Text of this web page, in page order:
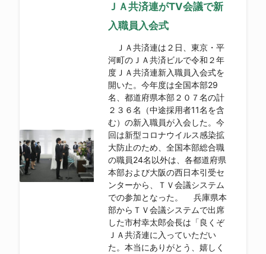
ＪＡ共済連がTV会議で新
入職員入会式
ＪＡ共済連は２日、東京・平
河町のＪＡ共済ビルで令和２年
度ＪＡ共済連新入職員入会式を
開いた。今年度は全国本部29
名、都道府県本部２０７名の計
２３６名（中途採用者11名を含
む）の新入職員が入会した。今
回は新型コロナウイルス感染拡
大防止のため、全国本部総合職
の職員24名以外は、各都道府県
本部および大阪の西日本引受セ
ンターから、ＴＶ会議システム
での参加となった。 兵庫県本
部からＴＶ会議システムで出席
した市村幸太郎会長は「良くぞ
ＪＡ共済連に入っていただい
た。本当にありがとう、嬉しく